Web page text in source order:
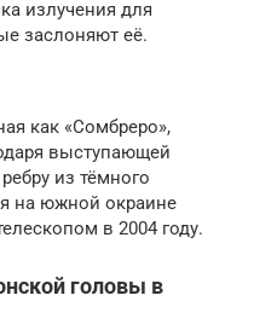
излучения для
заслоняют её.
как «Сомбреро»,
выступающей
из тёмного
на южной окраине
в 2004 году.
головы в